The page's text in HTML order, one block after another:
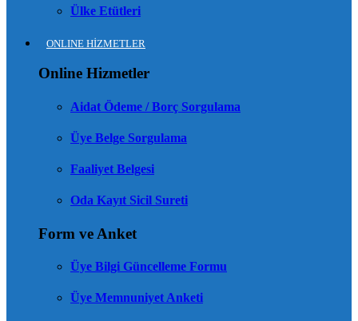
Ülke Etütleri
ONLINE HİZMETLER
Online Hizmetler
Aidat Ödeme / Borç Sorgulama
Üye Belge Sorgulama
Faaliyet Belgesi
Oda Kayıt Sicil Sureti
Form ve Anket
Üye Bilgi Güncelleme Formu
Üye Memnuniyet Anketi